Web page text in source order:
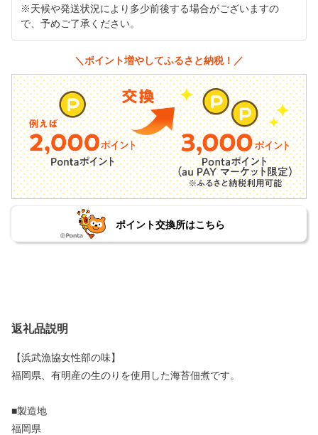
※天候や発送状況により多少前後する場合がございますの
で、予めご了承ください。
＼ポイント増やしてふるさと納税！／
ポイント交換所はこちら
返礼品説明
【浜武漁協女性部の味】
福岡県、有明産の生のりを使用した海苔佃煮です。
■製造地
福岡県